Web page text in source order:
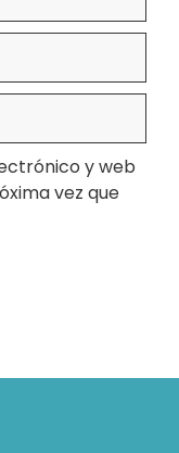
y web
vez que